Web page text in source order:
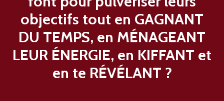
objectifs tout en GAGNANT
DU TEMPS, en MÉNAGEANT
LEUR ÉNERGIE, en KIFFANT et
en te RÉVÉLANT ?